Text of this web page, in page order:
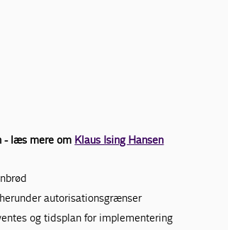
- læs mere om Klaus Ising Hansen
autorisationsgrænser
og tidsplan for implementering